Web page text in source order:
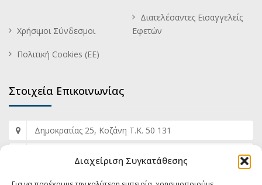
Διαχείριση Συγκατάθεσης
Χρήσιμοι Σύνδεσμοι
Διατελέσαντες Εισαγγελείς
Εφετών
Πολιτική Cookies (ΕΕ)
Στοιχεία Επικοινωνίας
Δημοκρατίας 25, Κοζάνη Τ.Κ. 50 131